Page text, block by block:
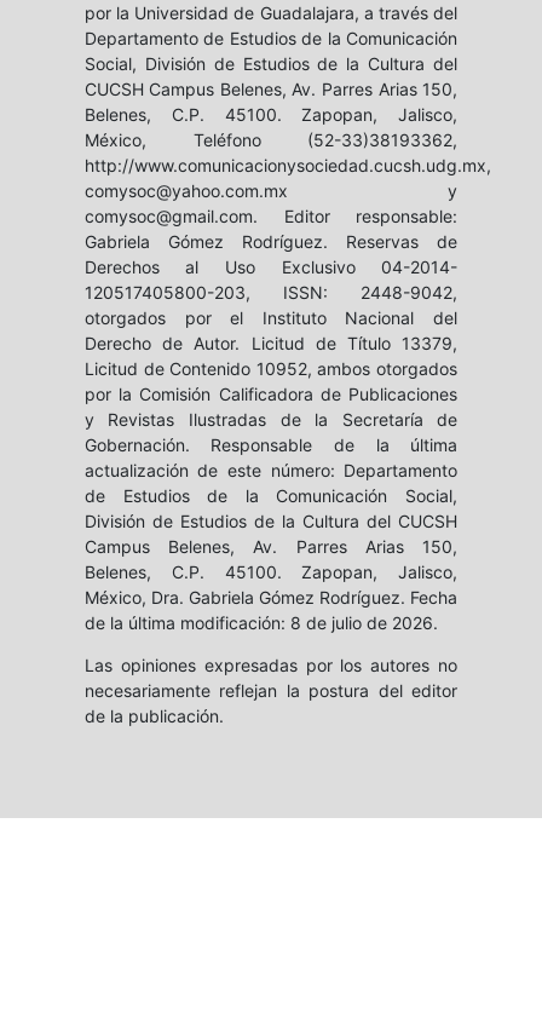
por la Universidad de Guadalajara, a través del
Departamento de Estudios de la Comunicación
Social, División de Estudios de la Cultura del
CUCSH Campus Belenes, Av. Parres Arias 150,
Belenes, C.P. 45100. Zapopan, Jalisco,
México, Teléfono (52-33)38193362,
http://www.comunicacionysociedad.cucsh.udg.mx,
comysoc@yahoo.com.mx y
comysoc@gmail.com. Editor responsable:
Gabriela Gómez Rodríguez. Reservas de
Derechos al Uso Exclusivo 04-2014-
120517405800-203, ISSN: 2448-9042,
otorgados por el Instituto Nacional del
Derecho de Autor. Licitud de Título 13379,
Licitud de Contenido 10952, ambos otorgados
por la Comisión Calificadora de Publicaciones
y Revistas Ilustradas de la Secretaría de
Gobernación. Responsable de la última
actualización de este número: Departamento
de Estudios de la Comunicación Social,
División de Estudios de la Cultura del CUCSH
Campus Belenes, Av. Parres Arias 150,
Belenes, C.P. 45100. Zapopan, Jalisco,
México, Dra. Gabriela Gómez Rodríguez. Fecha
de la última modificación: 8 de julio de 2026.
Las opiniones expresadas por los autores no
necesariamente reflejan la postura del editor
de la publicación.